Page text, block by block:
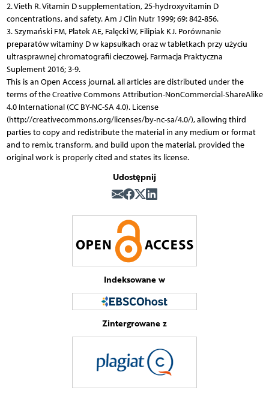
2. Vieth R. Vitamin D supplementation, 25-hydroxyvitamin D
concentrations, and safety. Am J Clin Nutr 1999; 69: 842-856.
3. Szymański FM, Płatek AE, Falęcki W, Filipiak KJ. Porównanie
preparatów witaminy D w kapsułkach oraz w tabletkach przy użyciu
ultrasprawnej chromatografii cieczowej. Farmacja Praktyczna
Suplement 2016; 3-9.
This is an Open Access journal, all articles are distributed under the
terms of the Creative Commons Attribution-NonCommercial-ShareAlike
4.0 International (CC BY-NC-SA 4.0). License
(http://creativecommons.org/licenses/by-nc-sa/4.0/), allowing third
parties to copy and redistribute the material in any medium or format
and to remix, transform, and build upon the material, provided the
original work is properly cited and states its license.
Udostępnij
Indeksowane w
Zintergrowane z